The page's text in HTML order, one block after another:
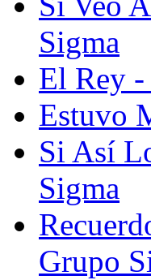
Sigma
El Rey
Estuvo
Si Así
Sigma
Grupo